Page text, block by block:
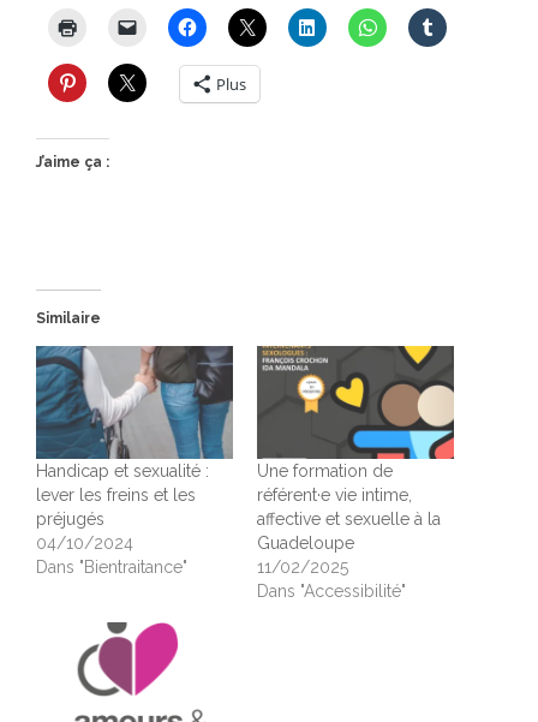
Plus
J’aime ça :
Similaire
Handicap et sexualité :
lever les freins et les
préjugés
04/10/2024
Dans "Bientraitance"
Une formation de
référent·e vie intime,
affective et sexuelle à la
Guadeloupe
11/02/2025
Dans "Accessibilité"